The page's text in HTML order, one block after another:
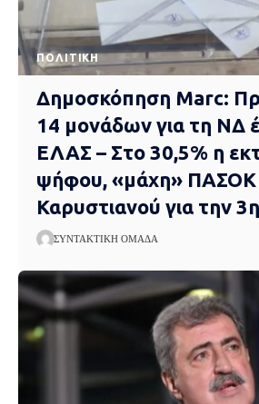
ΠΟΛΙΤΙΚΉ
Δημοσκόπηση Marc:
14 μονάδων για τη ΝΔ
ΕΛΑΣ – Στο 30,5% η
ψήφου, «μάχη» ΠΑΣΟΚ
Καρυστιανού για την
ΣΥΝΤΑΚΤΙΚΉ ΟΜΆΔΑ